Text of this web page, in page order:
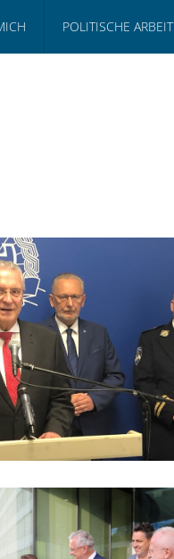
POLITISCHE ARBEIT